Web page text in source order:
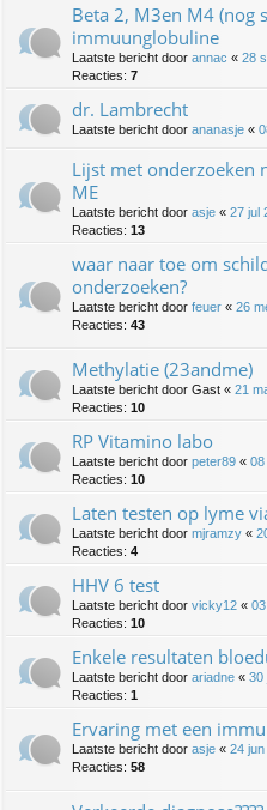
Beta 2, M3en M4 (nog
immuunglobuline
Laatste bericht door annac « 28
Reacties: 7
dr. Lambrecht
Laatste bericht door ananasje «
Lijst met onderzoeken
ME
Laatste bericht door asje « 27 jul
Reacties: 13
waar naar toe om
onderzoeken?
Laatste bericht door feuer « 26
Reacties: 43
Methylatie (23andme)
Laatste bericht door Gast « 21
Reacties: 10
RP Vitamino labo
Laatste bericht door peter89 « 08
Reacties: 10
Laten testen op lyme
Laatste bericht door mjramzy «
Reacties: 4
HHV 6 test
Laatste bericht door vicky12 «
Reacties: 10
Enkele resultaten
Laatste bericht door ariadne « 30
Reacties: 1
Ervaring met een
Laatste bericht door asje « 24
Reacties: 58